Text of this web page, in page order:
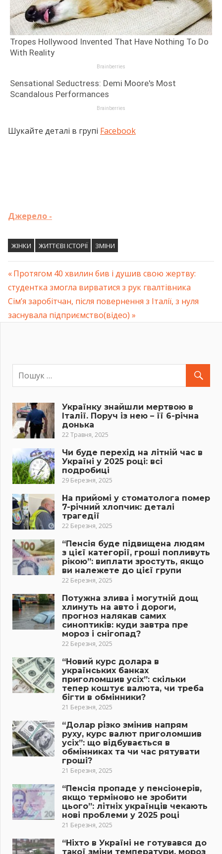
Шукайте деталі в групі Facebook
Джерело -
ЖІНКИ ЖИТТЄВІ ІСТОРІЇ ЗМІНИ
Навігація
записів
Previous
Post:
Протягом 40 хвилин бив і душив свою жертву:
студентка змогла вирватися з рук гвалтівника
Next
Post:
Сім’я заробітчан, після повернення з Італії, з нуля
заснувала підприємство(відео)
Українку знайшли мертвою в
Італії. Поруч із нею – її 6-річна
донька
22 Травня, 2025
Чи буде перехід на літній час в
Україні у 2025 році: всі
подробиці
29 Березня, 2025
На прийомі у стоматолога помер
7-річний хлопчик: деталі
трагедії
22 Березня, 2025
“Пенсія буде підвищена людям
з цієї категорії, гроші попливуть
рікою”: виплати зростуть, якщо
ви належете до цієї групи
22 Березня, 2025
Потужна злива і могутній дощ
хлинуть на авто і дороги,
прогноз налякав самих
синоптиків: куди завтра пре
мороз і снігопад?
22 Березня, 2025
“Новий курс долара в
українських банках
приголомшив усіх”: скільки
тепер коштує валюта, чи треба
бігти в обмінники?
21 Березня, 2025
“Долар різко змінив напрям
руху, курс валют приголомшив
усіх”: що відбувається в
обмінниках та чи час рятувати
гроші?
21 Березня, 2025
“Пенсія пропаде у пенсіонерів,
якщо терміново не зробити
цього”: літніх українців чекають
нові проблеми у 2025 році
21 Березня, 2025
“Ніхто в Україні не готувався до
такої зміни температури, мороз